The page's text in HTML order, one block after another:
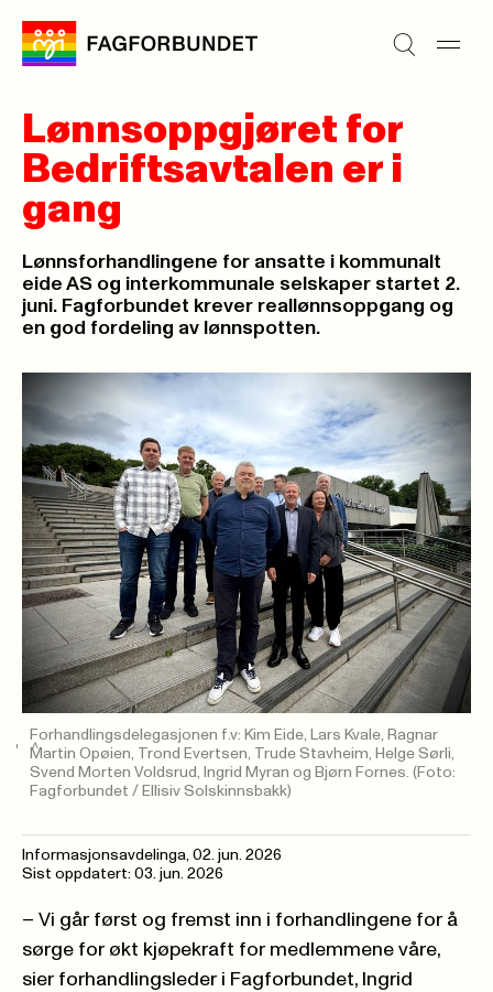
Lønnsoppgjøret for
Bedriftsavtalen er i
gang
Lønnsforhandlingene for ansatte i kommunalt
eide AS og interkommunale selskaper startet 2.
juni. Fagforbundet krever reallønnsoppgang og
en god fordeling av lønnspotten.
Forhandlingsdelegasjonen f.v: Kim Eide, Lars Kvale, Ragnar
Martin Opøien, Trond Evertsen, Trude Stavheim, Helge Sørli,
Svend Morten Voldsrud, Ingrid Myran og Bjørn Fornes. (Foto:
Fagforbundet / Ellisiv Solskinnsbakk)
Informasjonsavdelinga, 02. jun. 2026
Sist oppdatert: 03. jun. 2026
– Vi går først og fremst inn i forhandlingene for å
sørge for økt kjøpekraft for medlemmene våre,
sier forhandlingsleder i Fagforbundet, Ingrid